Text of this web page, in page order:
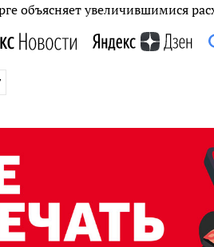
объясняет увеличившимися